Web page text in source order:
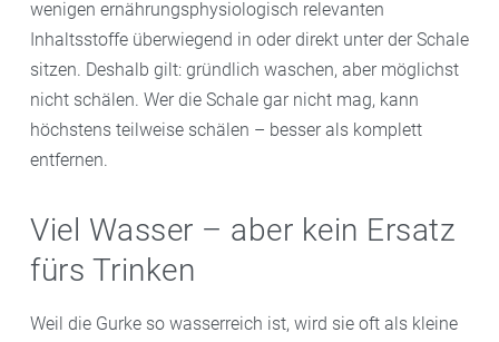
wenigen ernährungsphysiologisch relevanten
Inhaltsstoffe überwiegend in oder direkt unter der Schale
sitzen. Deshalb gilt: gründlich waschen, aber möglichst
nicht schälen. Wer die Schale gar nicht mag, kann
höchstens teilweise schälen – besser als komplett
entfernen.
Viel Wasser – aber kein Ersatz
fürs Trinken
Weil die Gurke so wasserreich ist, wird sie oft als kleine